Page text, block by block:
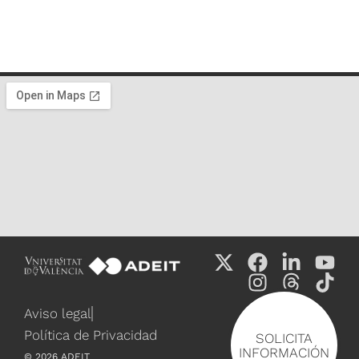
SOLICITA
INFORMACIÓN
Aviso legal
Política de Privacidad
© 2026 ADEIT